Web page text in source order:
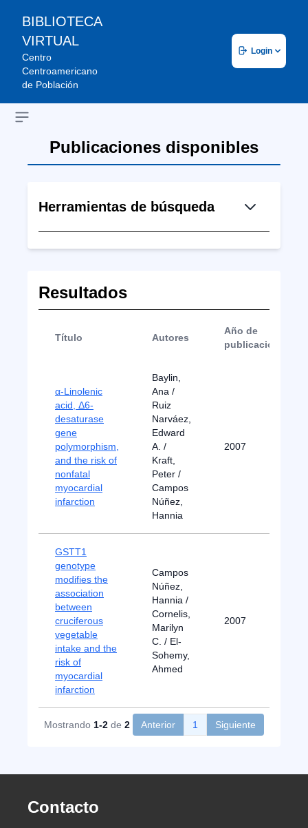
BIBLIOTECA
VIRTUAL
Centro
Centroamericano
de Población
Login
Open sidebar
Publicaciones disponibles
Herramientas de búsqueda
Resultados
Título Autores
Año de
publicación
α-Linolenic
acid, Δ6-
desaturase
gene
polymorphism,
and the risk of
nonfatal
myocardial
infarction
Baylin,
Ana /
Ruiz
Narváez,
Edward
A. /
Kraft,
Peter /
Campos
Núñez,
Hannia
2007
GSTT1
genotype
modifies the
association
between
cruciferous
vegetable
intake and the
risk of
myocardial
infarction
Campos
Núñez,
Hannia /
Cornelis,
Marilyn
C. / El-
Sohemy,
Ahmed
2007
Mostrando 1-2 de 2 Anterior 1 Siguiente
Contacto